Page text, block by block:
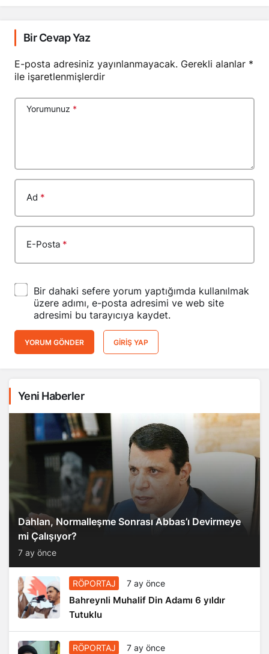
Bir Cevap Yaz
E-posta adresiniz yayınlanmayacak. Gerekli alanlar *
ile işaretlenmişlerdir
Yorumunuz *
Ad *
E-Posta *
Bir dahaki sefere yorum yaptığımda kullanılmak
üzere adımı, e-posta adresimi ve web site
adresimi bu tarayıcıya kaydet.
YORUM GÖNDER GIRIŞ YAP
Yeni Haberler
Dahlan, Normalleşme Sonrası Abbas’ı Devirmeye
mi Çalışıyor?
7 ay önce
RÖPORTAJ 7 ay önce
Bahreynli Muhalif Din Adamı 6 yıldır
Tutuklu
RÖPORTAJ 7 ay önce